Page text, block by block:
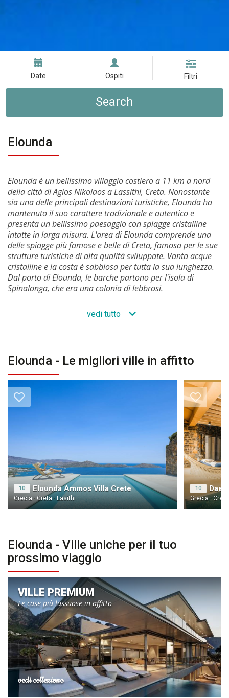
Date Ospiti Filtri
Search
Elounda
Elounda è un bellissimo villaggio costiero a 11 km a nord
della città di Agios Nikolaos a Lassithi, Creta. Nonostante
sia una delle principali destinazioni turistiche, Elounda ha
mantenuto il suo carattere tradizionale e autentico e
presenta un bellissimo paesaggio con spiagge cristalline
intatte in larga misura. L'area di Elounda comprende una
delle spiagge più famose e belle di Creta, famosa per le sue
strutture turistiche di alta qualità sviluppate. Vanta acque
cristalline e la costa è sabbiosa per tutta la sua lunghezza.
Dal porto di Elounda, le barche partono per l'isola di
Spinalonga, che era una colonia di lebbrosi.
vedi tutto
Elounda - Le migliori ville in affitto
10 Elounda Ammos Villa Crete
Grecia · Creta · Lasithi
10
Grecia ·
Elounda - Ville uniche per il tuo
prossimo viaggio
VILLE PREMIUM
Le case più lussuose in affitto
vedi collezione